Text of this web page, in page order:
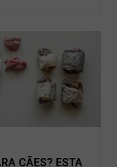
CÃES? ESTA